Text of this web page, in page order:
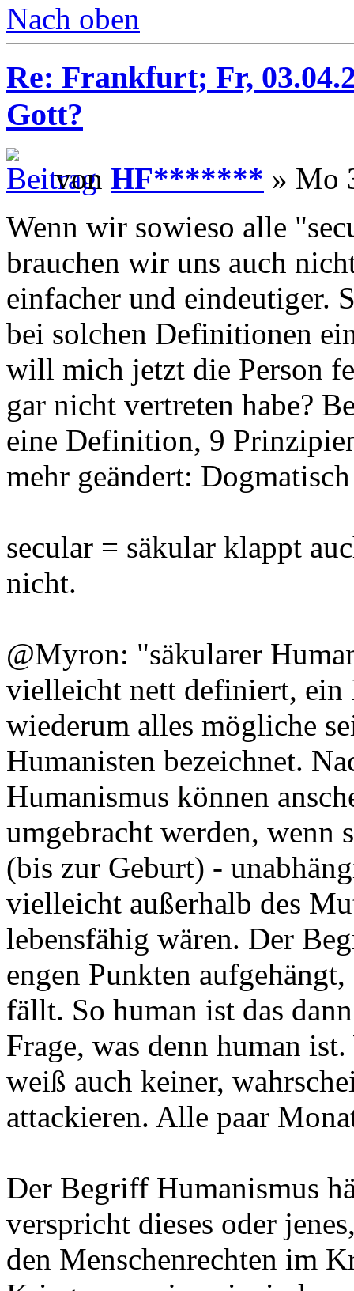
Nach oben
Re: Frankfurt; Fr,
Gott?
von HF******* » Mo
Wenn wir sowieso alle
brauchen wir uns auch
einfacher und eindeutiger.
bei solchen Definitionen
will mich jetzt die Person
gar nicht vertreten habe?
eine Definition, 9
mehr geändert:
secular = säkular klappt
nicht.
@Myron: "säkularer
vielleicht nett definiert, ein
wiederum alles mögliche
Humanisten bezeichnet.
Humanismus können
umgebracht werden, wenn
(bis zur Geburt) -
vielleicht außerhalb des
lebensfähig wären. Der
engen Punkten
fällt. So human ist das
Frage, was denn human
weiß auch keiner,
attackieren. Alle paar
Der Begriff Humanismus
verspricht dieses oder
den Menschenrechten im